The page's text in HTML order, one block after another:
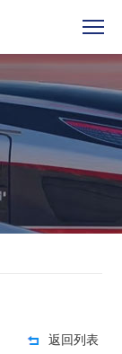
返回列表